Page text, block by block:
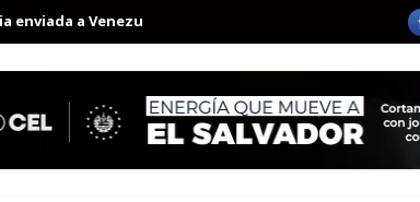
a Venezuela Aeropuerto Internacional del